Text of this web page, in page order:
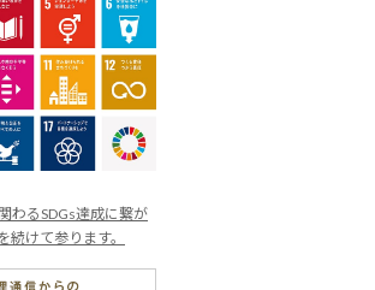
わるSDGs達成に繋が
けて参ります。